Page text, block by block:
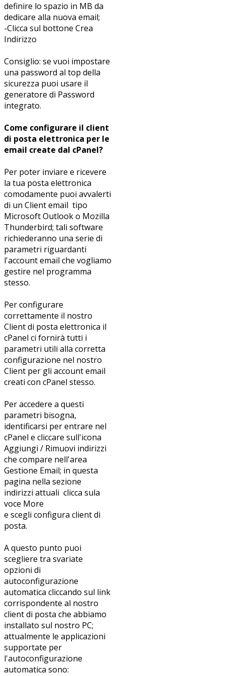
definire lo spazio in MB da
dedicare alla nuova email;
-Clicca sul bottone Crea
Indirizzo
Consiglio: se vuoi impostare
una password al top della
sicurezza puoi usare il
generatore di Password
integrato.
Come configurare il client
di posta elettronica per le
email create dal cPanel?
Per poter inviare e ricevere
la tua posta elettronica
comodamente puoi avvalerti
di un Client email tipo
Microsoft Outlook o Mozilla
Thunderbird; tali software
richiederanno una serie di
parametri riguardanti
l'account email che vogliamo
gestire nel programma
stesso.
Per configurare
correttamente il nostro
Client di posta elettronica il
cPanel ci fornirà tutti i
parametri utili alla corretta
configurazione nel nostro
Client per gli account email
creati con cPanel stesso.
Per accedere a questi
parametri bisogna,
identificarsi per entrare nel
cPanel e cliccare sull'icona
Aggiungi / Rimuovi indirizzi
che compare nell'area
Gestione Email; in questa
pagina nella sezione
indirizzi attuali clicca sula
voce More
e scegli configura client di
posta.
A questo punto puoi
scegliere tra svariate
opzioni di
autoconfigurazione
automatica cliccando sul link
corrispondente al nostro
client di posta che abbiamo
installato sul nostro PC;
attualmente le applicazioni
supportate per
l'autoconfigurazione
automatica sono: